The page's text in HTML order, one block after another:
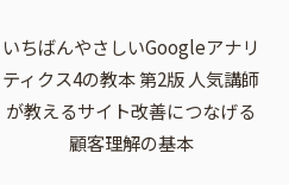
いちばんやさしいGoogleアナリ
ティクス4の教本 第2版 人気講師
が教えるサイト改善につなげる
顧客理解の基本